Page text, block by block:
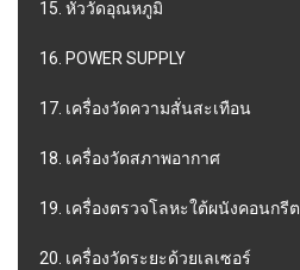
15. หัววัดอุณหภูมิ
16. POWER SUPPLY
17. เครื่องวัดความสั่นสะเทือน
18. เครื่องวัดสภาพอากาศ
19. เครื่องตรวจโลหะใต้ผนังคอนกรีต
20. เครื่องวัดระยะด้วยเลเซอร์